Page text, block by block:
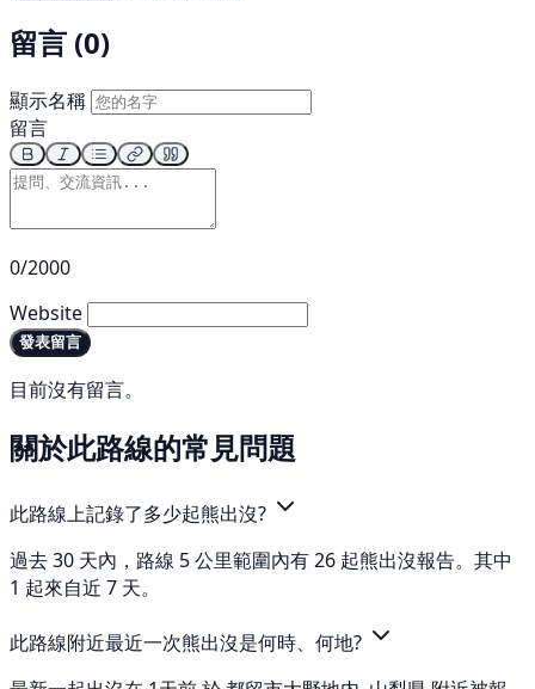
留言 (0)
顯示名稱
留言
0/2000
Website
發表留言
目前沒有留言。
關於此路線的常見問題
此路線上記錄了多少起熊出沒?
過去 30 天內，路線 5 公里範圍內有 26 起熊出沒報告。其中
1 起來自近 7 天。
此路線附近最近一次熊出沒是何時、何地?